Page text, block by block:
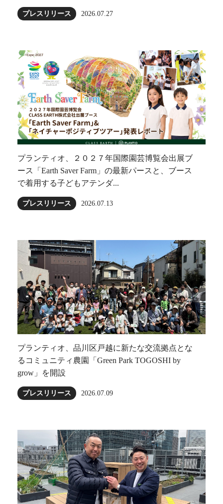
プレスリリース 2026.07.27
プランティオ、２０２７年国際園芸博覧会出展ブ
ース「Earth Saver Farm」の最新パースと、ブース
で着用する子どもアテンダ...
プレスリリース 2026.07.13
プランティオ、品川区戸越に新たな交流拠点とな
るコミュニティ農園「Green Park TOGOSHI by
grow」を開設
プレスリリース 2026.07.09